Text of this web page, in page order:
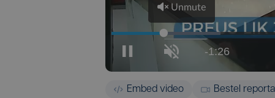
Embed video Bestel